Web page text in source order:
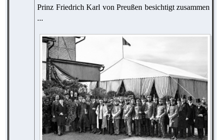
Prinz Friedrich Karl von Preußen besichtigt zusammen
...